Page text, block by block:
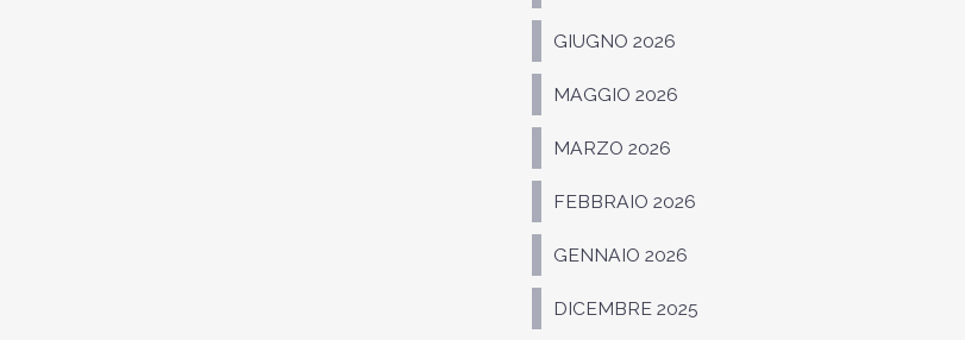
GIUGNO 2026
MAGGIO 2026
MARZO 2026
FEBBRAIO 2026
GENNAIO 2026
DICEMBRE 2025